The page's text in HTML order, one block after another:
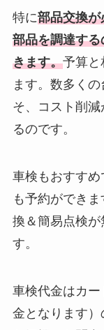
特に部品交換
部品を調達す
きます。予算と
ます。数多く
そ、コスト削
るのです。
車検もおすす
も予約ができ
換＆簡易点検が
す。
車検代金はカ
金となります